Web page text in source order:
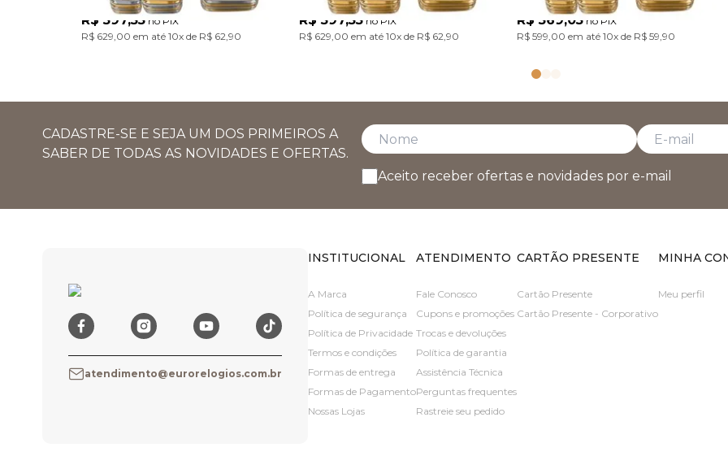
R$ 597,55 no PIX
R$ 629,00 em até 10x de R$ 62,90
R$ 597,55 no PIX
R$ 629,00 em até 10x de R$ 62,90
R$ 569,05 no PIX
R$ 599,00 em até 10x de R$ 59,90
CADASTRE-SE E SEJA UM DOS PRIMEIROS A
SABER DE TODAS AS NOVIDADES E OFERTAS.
Aceito receber ofertas e novidades por e-mail
atendimento@eurorelogios.com.br
INSTITUCIONAL
A Marca
Política de segurança
Política de Privacidade
Termos e condições
Formas de entrega
Formas de Pagamento
Nossas Lojas
ATENDIMENTO
Fale Conosco
Cupons e promoções
Trocas e devoluções
Política de garantia
Assistência Técnica
Perguntas frequentes
Rastreie seu pedido
CARTÃO PRESENTE
Cartão Presente
Cartão Presente - Corporativo
MINHA
Meu perfil